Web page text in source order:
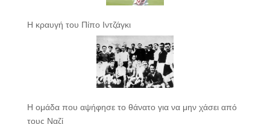
Η κραυγή του Πίπο Ιντζάγκι
Η ομάδα που αψήφησε το θάνατο για να μην χάσει από
τους Ναζί